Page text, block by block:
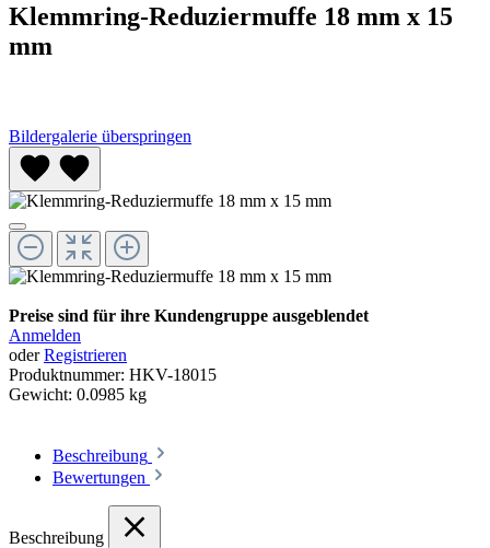
Klemmring-Reduziermuffe 18 mm x 15
mm
Bildergalerie überspringen
Preise sind für ihre Kundengruppe ausgeblendet
Anmelden
oderRegistrieren
Produktnummer: HKV-18015
Gewicht: 0.0985 kg
Beschreibung
Bewertungen
Beschreibung